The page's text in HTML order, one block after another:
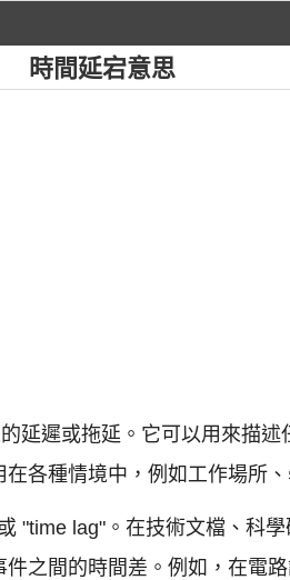
時間延宕意思
延遲或拖延。它可以用來描
各種情境中，例如工作場所
"time lag"。在技術文檔、科
之間的時間差。例如，在電